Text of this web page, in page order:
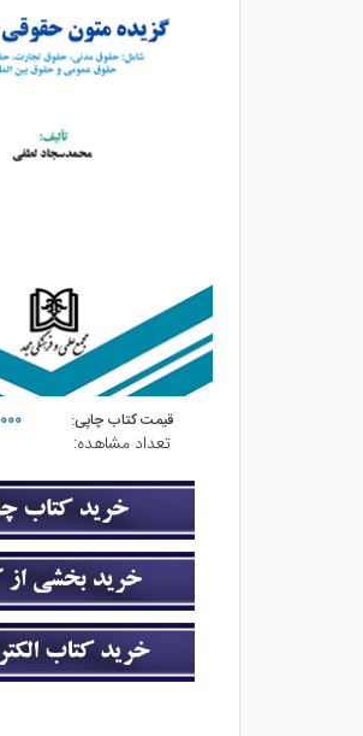
قیمت کتاب چاپی:
تعداد مشاهده: